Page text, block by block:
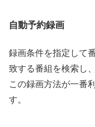
自動予約録画
録画条件を指定して
致する番組を検索し
この録画方法が一番
す。